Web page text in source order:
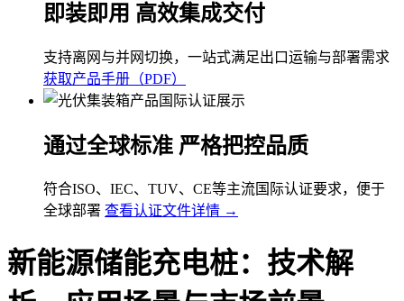
即装即用 高效集成交付
支持离网与并网切换，一站式满足出口运输与部署需求
获取产品手册（PDF）
通过全球标准 严格把控品质
符合ISO、IEC、TUV、CE等主流国际认证要求，便于
全球部署 查看认证文件详情 →
新能源储能充电桩：技术解